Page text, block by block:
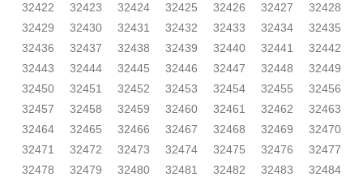
32422
32423 32424 32425 32426 32427
32428
32429
32430 32431 32432 32433 32434
32435
32436
32437 32438 32439 32440 32441
32442
32443
32444 32445 32446 32447 32448
32449
32450
32451 32452 32453 32454 32455
32456
32457
32458 32459 32460 32461 32462
32463
32464
32465 32466 32467 32468 32469
32470
32471
32472 32473 32474 32475 32476
32477
32478
32479 32480 32481 32482 32483
32484